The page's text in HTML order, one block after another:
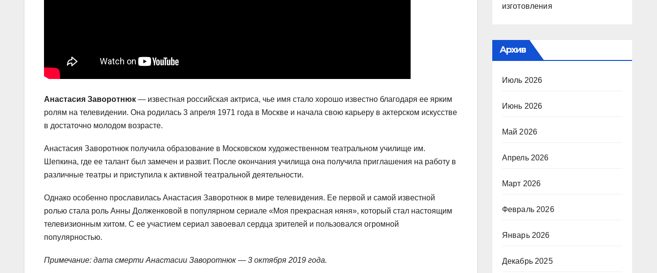
Анастасия Заворотнюк — известная российская актриса, чье имя стало хорошо известно благодаря ее ярким
ролям на телевидении. Она родилась 3 апреля 1971 года в Москве и начала свою карьеру в актерском искусстве
в достаточно молодом возрасте.
Анастасия Заворотнюк получила образование в Московском художественном театральном училище им.
Шепкина, где ее талант был замечен и развит. После окончания училища она получила приглашения на работу в
различные театры и приступила к активной театральной деятельности.
Однако особенно прославилась Анастасия Заворотнюк в мире телевидения. Ее первой и самой известной
ролью стала роль Анны Долженковой в популярном сериале «Моя прекрасная няня», который стал настоящим
телевизионным хитом. С ее участием сериал завоевал сердца зрителей и пользовался огромной
популярностью.
Примечание: дата смерти Анастасии Заворотнюк — 3 октября 2019 года.
изготовления
Архив
Июль 2026
Июнь 2026
Май 2026
Апрель 2026
Март 2026
Февраль 2026
Январь 2026
Декабрь 2025